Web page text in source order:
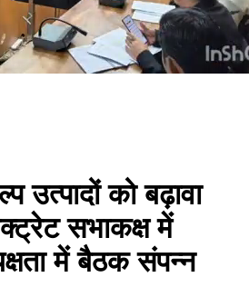
उत्पादों को बढ़ावा
सभाकक्ष में
में बैठक संपन्न